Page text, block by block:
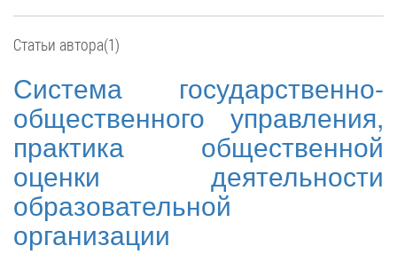
Статьи автора(1)
Система государственно-
общественного управления,
практика общественной
оценки деятельности
образовательной
организации